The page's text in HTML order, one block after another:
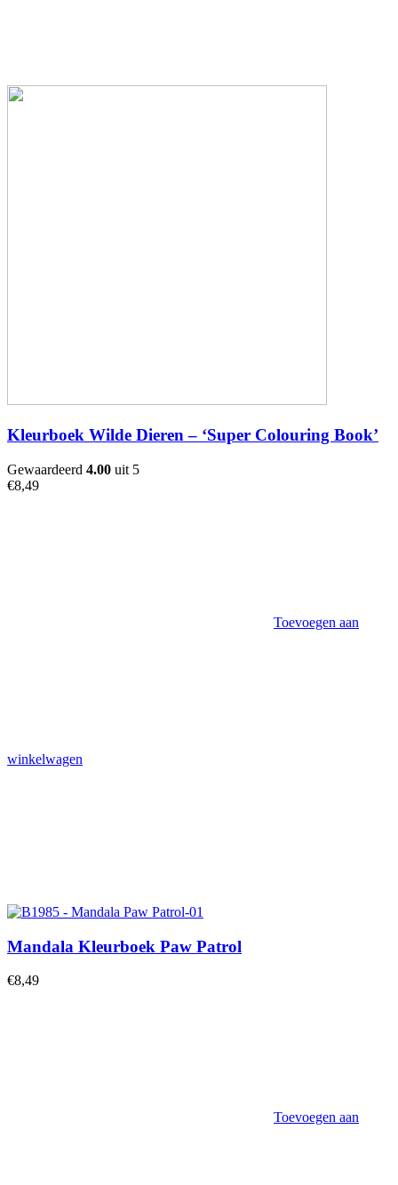
Kleurboek Wilde Dieren – ‘Super Colouring Book’
Gewaardeerd 4.00 uit 5
€8,49
Toevoegen aan
winkelwagen
Mandala Kleurboek Paw Patrol
€8,49
Toevoegen aan